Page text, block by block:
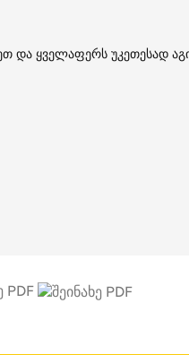
და ყველაფერს უკეთესად
PDF